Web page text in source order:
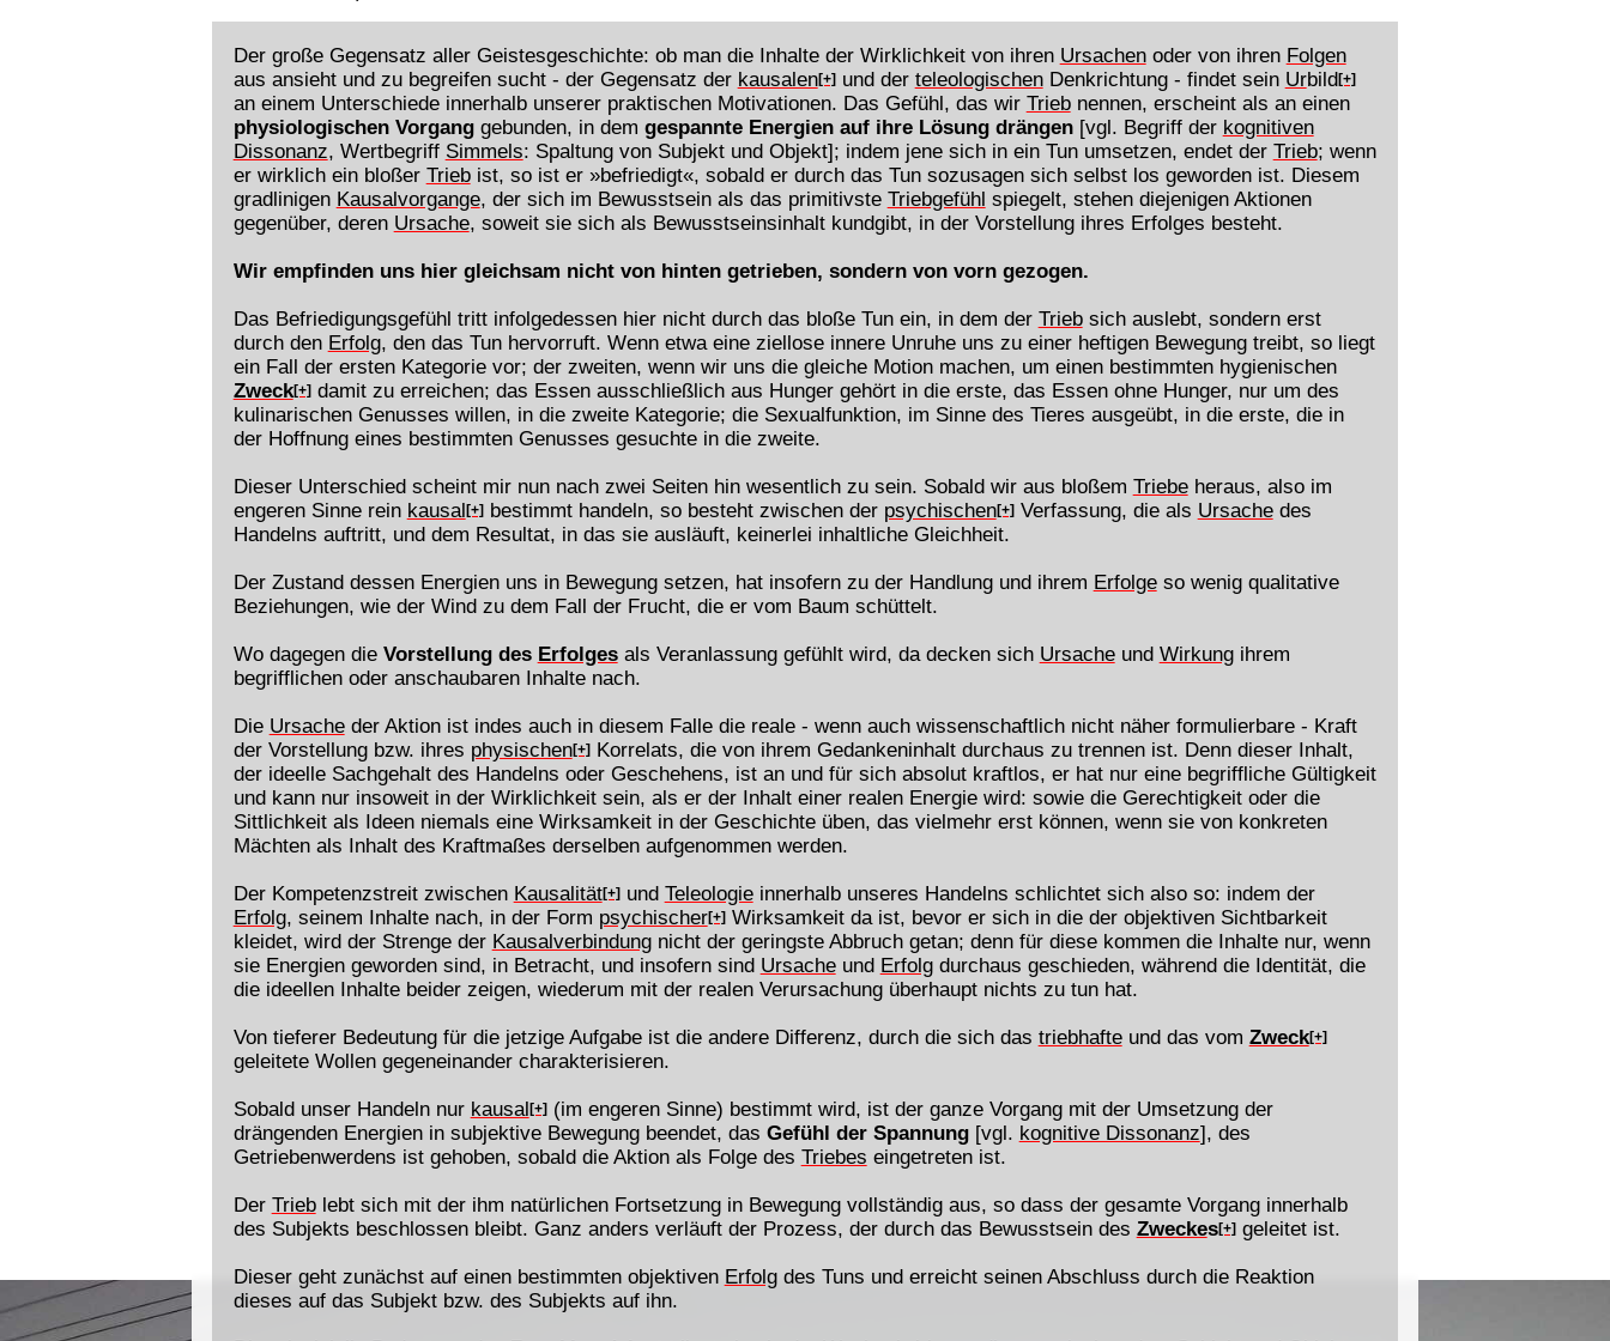
Der große Gegensatz aller Geistesgeschichte: ob man die Inhalte der Wirklichkeit von ihren Ursachenoder von ihren Folgen
aus ansieht und zu begreifen sucht - der Gegensatz der kausalen[+]und der teleologischenDenkrichtung - findet sein Urbild[+]
an einem Unterschiede innerhalb unserer praktischen Motivationen. Das Gefühl, das wir Triebnennen, erscheint als an einen
physiologischen Vorganggebunden, in dem gespannte Energien auf ihre Lösung drängen[vgl. Begriff der kognitiven
Dissonanz, Wertbegriff Simmels: Spaltung von Subjekt und Objekt]; indem jene sich in ein Tun umsetzen, endet der Trieb; wenn
er wirklich ein bloßer Triebist, so ist er »befriedigt«, sobald er durch das Tun sozusagen sich selbst los geworden ist. Diesem
gradlinigen Kausalvorgange, der sich im Bewusstsein als das primitivste Triebgefühl spiegelt, stehen diejenigen Aktionen
gegenüber, deren Ursache, soweit sie sich als Bewusstseinsinhalt kundgibt, in der Vorstellung ihres Erfolges besteht.
Wir empfinden uns hier gleichsam nicht von hinten getrieben, sondern von vorn gezogen.
Das Befriedigungsgefühl tritt infolgedessen hier nicht durch das bloße Tun ein, in dem der Triebsich auslebt, sondern erst
durch den Erfolg, den das Tun hervorruft. Wenn etwa eine ziellose innere Unruhe uns zu einer heftigen Bewegung treibt, so liegt
ein Fall der ersten Kategorie vor; der zweiten, wenn wir uns die gleiche Motion machen, um einen bestimmten hygienischen
Zweck[+]damit zu erreichen; das Essen ausschließlich aus Hunger gehört in die erste, das Essen ohne Hunger, nur um des
kulinarischen Genusses willen, in die zweite Kategorie; die Sexualfunktion, im Sinne des Tieres ausgeübt, in die erste, die in
der Hoffnung eines bestimmten Genusses gesuchte in die zweite.
Dieser Unterschied scheint mir nun nach zwei Seiten hin wesentlich zu sein. Sobald wir aus bloßem Triebeheraus, also im
engeren Sinne rein kausal[+]bestimmt handeln, so besteht zwischen der psychischen[+]Verfassung, die als Ursachedes
Handelns auftritt, und dem Resultat, in das sie ausläuft, keinerlei inhaltliche Gleichheit.
Der Zustand dessen Energien uns in Bewegung setzen, hat insofern zu der Handlung und ihrem Erfolgeso wenig qualitative
Beziehungen, wie der Wind zu dem Fall der Frucht, die er vom Baum schüttelt.
Wo dagegen die Vorstellung des Erfolgesals Veranlassung gefühlt wird, da decken sich Ursacheund Wirkungihrem
begrifflichen oder anschaubaren Inhalte nach.
Die Ursacheder Aktion ist indes auch in diesem Falle die reale - wenn auch wissenschaftlich nicht näher formulierbare - Kraft
der Vorstellung bzw. ihres physischen[+]Korrelats, die von ihrem Gedankeninhalt durchaus zu trennen ist. Denn dieser Inhalt,
der ideelle Sachgehalt des Handelns oder Geschehens, ist an und für sich absolut kraftlos, er hat nur eine begriffliche Gültigkeit
und kann nur insoweit in der Wirklichkeit sein, als er der Inhalt einer realen Energie wird: sowie die Gerechtigkeit oder die
Sittlichkeit als Ideen niemals eine Wirksamkeit in der Geschichte üben, das vielmehr erst können, wenn sie von konkreten
Mächten als Inhalt des Kraftmaßes derselben aufgenommen werden.
Der Kompetenzstreit zwischen Kausalität[+]und Teleologieinnerhalb unseres Handelns schlichtet sich also so: indem der
Erfolg, seinem Inhalte nach, in der Form psychischer[+]Wirksamkeit da ist, bevor er sich in die der objektiven Sichtbarkeit
kleidet, wird der Strenge der Kausalverbindungnicht der geringste Abbruch getan; denn für diese kommen die Inhalte nur, wenn
sie Energien geworden sind, in Betracht, und insofern sind Ursacheund Erfolgdurchaus geschieden, während die Identität, die
die ideellen Inhalte beider zeigen, wiederum mit der realen Verursachung überhaupt nichts zu tun hat.
Von tieferer Bedeutung für die jetzige Aufgabe ist die andere Differenz, durch die sich das triebhafteund das vom Zweck[+]
geleitete Wollen gegeneinander charakterisieren.
Sobald unser Handeln nur kausal[+](im engeren Sinne) bestimmt wird, ist der ganze Vorgang mit der Umsetzung der
drängenden Energien in subjektive Bewegung beendet, das Gefühl der Spannung[vgl. kognitive Dissonanz], des
Getriebenwerdens ist gehoben, sobald die Aktion als Folge des Triebes eingetreten ist.
Der Trieblebt sich mit der ihm natürlichen Fortsetzung in Bewegung vollständig aus, so dass der gesamte Vorgang innerhalb
des Subjekts beschlossen bleibt. Ganz anders verläuft der Prozess, der durch das Bewusstsein des Zweckes[+]geleitet ist.
Dieser geht zunächst auf einen bestimmten objektiven Erfolgdes Tuns und erreicht seinen Abschluss durch die Reaktion
dieses auf das Subjekt bzw. des Subjekts auf ihn.